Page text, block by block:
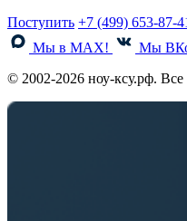
Поступить +7 (499) 653-87-
Мы в MAX!
Мы
© 2002-2026 ноу-ксу.рф.